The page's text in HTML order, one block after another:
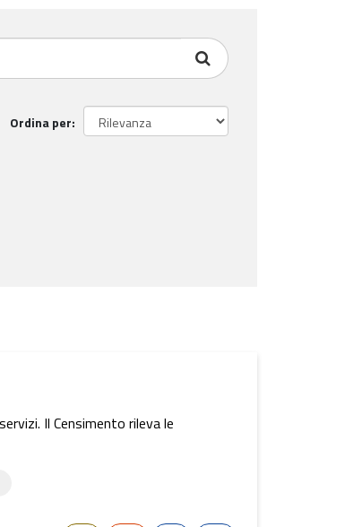
Ordina per
Il Censimento rileva le